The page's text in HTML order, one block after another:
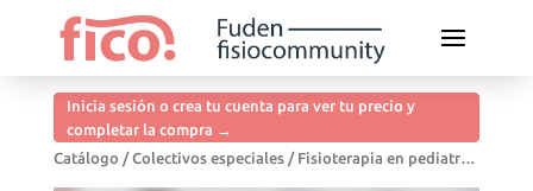
Catálogo /Colectivos especiales/ Fisioterapia en pediatría. Desarrollo psicomotor del niño sano en las distintas áreas
Inicia sesión o crea tu cuenta para ver tu precio y
completar la compra →